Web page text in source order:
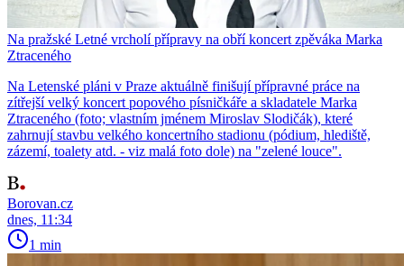
Na pražské Letné vrcholí přípravy na obří koncert zpěváka Marka
Ztraceného
Na Letenské pláni v Praze aktuálně finišují přípravné práce na
zítřejší velký koncert popového písničkáře a skladatele Marka
Ztraceného (foto; vlastním jménem Miroslav Slodičák), které
zahrnují stavbu velkého koncertního stadionu (pódium, hlediště,
zázemí, toalety atd. - viz malá foto dole) na "zelené louce".
Borovan.cz
dnes, 11:34
1 min